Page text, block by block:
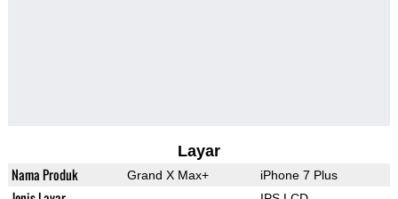
Layar
Nama Produk Grand X Max+ iPhone 7 Plus